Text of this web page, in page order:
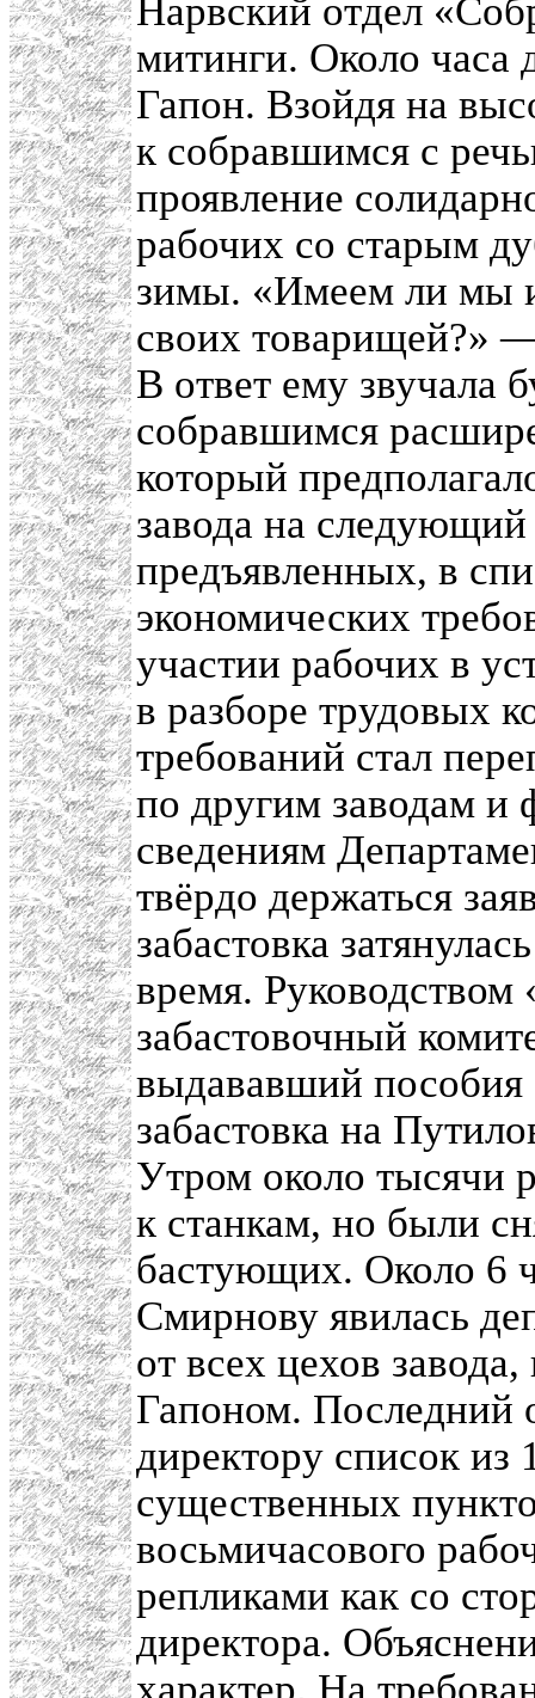
Нарвский отдел
митинги. Около часа
Гапон. Взойдя на
к собравшимся с
проявление
рабочих со старым
зимы. «Имеем ли мы
своих товарищей?»
В ответ ему звучала
собравшимся
который
завода на
предъявленных, в
экономических
участии рабочих в
в разборе трудовых
требований стал
по другим заводам и
сведениям
твёрдо держаться
забастовка
время.
забастовочный
выдававший
забастовка на
Утром около тысячи
к станкам, но были
бастующих. Около 6
Смирнову явилась
от всех цехов
Гапоном. Последний
директору список
существенных
восьмичасового
репликами как со
директора.